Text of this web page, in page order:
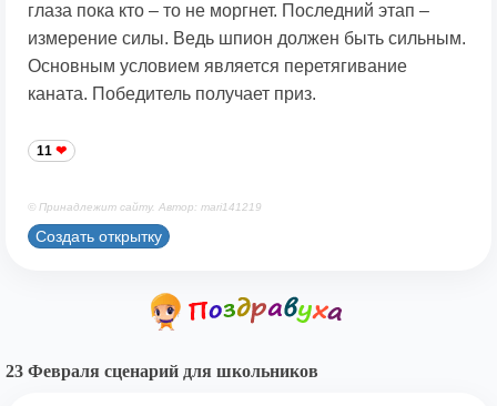
глаза пока кто – то не моргнет. Последний этап –
измерение силы. Ведь шпион должен быть сильным.
Основным условием является перетягивание
каната. Победитель получает приз.
11
© Принадлежит сайту. Автор: mari141219
Создать открытку
23 Февраля сценарий для школьников